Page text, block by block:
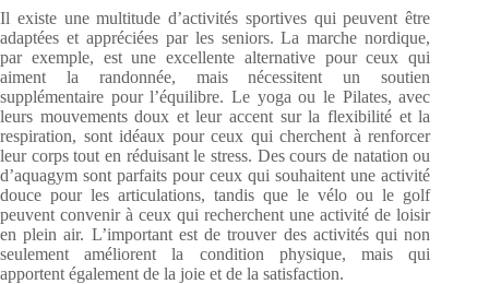
Il existe une multitude d’activités sportives qui peuvent être
adaptées et appréciées par les seniors. La marche nordique,
par exemple, est une excellente alternative pour ceux qui
aiment la randonnée, mais nécessitent un soutien
supplémentaire pour l’équilibre. Le yoga ou le Pilates, avec
leurs mouvements doux et leur accent sur la flexibilité et la
respiration, sont idéaux pour ceux qui cherchent à renforcer
leur corps tout en réduisant le stress. Des cours de natation ou
d’aquagym sont parfaits pour ceux qui souhaitent une activité
douce pour les articulations, tandis que le vélo ou le golf
peuvent convenir à ceux qui recherchent une activité de loisir
en plein air. L’important est de trouver des activités qui non
seulement améliorent la condition physique, mais qui
apportent également de la joie et de la satisfaction.